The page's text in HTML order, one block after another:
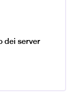
dei server